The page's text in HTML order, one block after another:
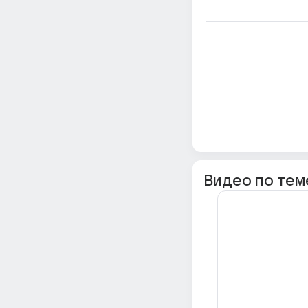
Видео по